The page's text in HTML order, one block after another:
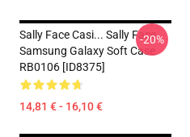
Sally Face Casi... Sally Face
Samsung Galaxy Soft Case
RB0106 [ID8375]
14,81 € - 16,10 €
-20%